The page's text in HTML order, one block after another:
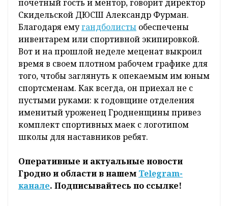
почетный гость и ментор, говорит директор
Скидельской ДЮСШ Александр Фурман.
Благодаря емугандболисты обеспечены
инвентарем или спортивной экипировкой.
Вот и на прошлой неделе меценат выкроил
время в своем плотном рабочем графике для
того, чтобы заглянуть к опекаемым им юным
спортсменам. Как всегда, он приехал не с
пустыми руками: к годовщине отделения
именитый уроженец Гродненщины привез
комплект спортивных маек с логотипом
школы для наставников ребят.
Оперативные и актуальные новости
Гродно и области в нашем Telegram-
канале. Подписывайтесь по ссылке!